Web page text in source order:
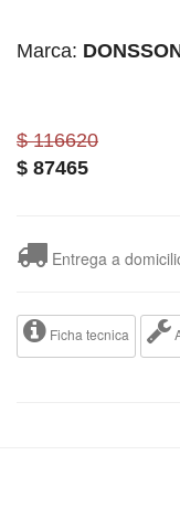
Marca:
$ 116620
$ 87465
Entrega a
Ficha tecnica